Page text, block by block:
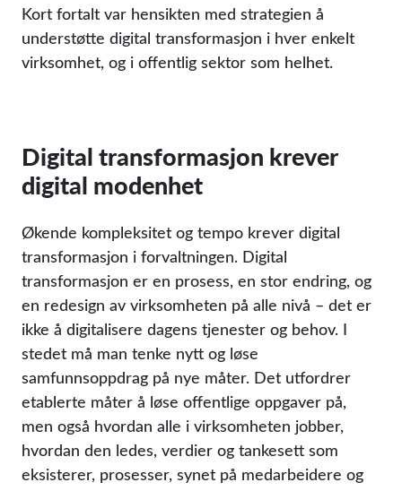
Kort fortalt var hensikten med strategien å
understøtte digital transformasjon i hver enkelt
virksomhet, og i offentlig sektor som helhet.
Digital transformasjon krever
digital modenhet
Økende kompleksitet og tempo krever digital
transformasjon i forvaltningen. Digital
transformasjon er en prosess, en stor endring, og
en redesign av virksomheten på alle nivå – det er
ikke å digitalisere dagens tjenester og behov. I
stedet må man tenke nytt og løse
samfunnsoppdrag på nye måter. Det utfordrer
etablerte måter å løse offentlige oppgaver på,
men også hvordan alle i virksomheten jobber,
hvordan den ledes, verdier og tankesett som
eksisterer, prosesser, synet på medarbeidere og